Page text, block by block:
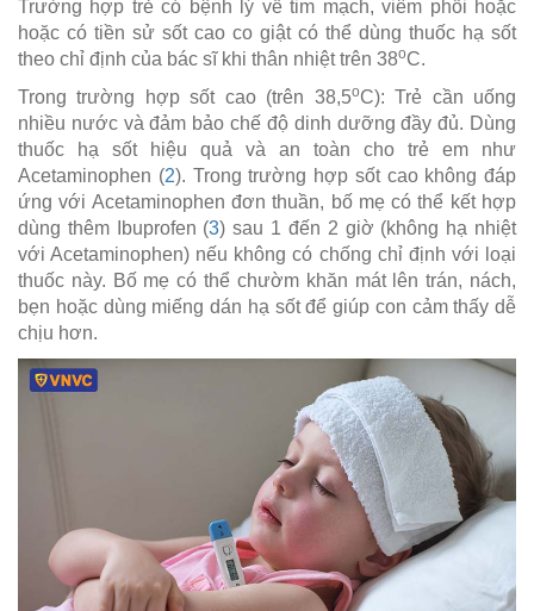
Trường hợp trẻ có bệnh lý về tim mạch, viêm phổi hoặc
hoặc có tiền sử sốt cao co giật có thể dùng thuốc hạ sốt
theo chỉ định của bác sĩ khi thân nhiệt trên 38oC.
Trong trường hợp sốt cao (trên 38,5oC): Trẻ cần uống
nhiều nước và đảm bảo chế độ dinh dưỡng đầy đủ. Dùng
thuốc hạ sốt hiệu quả và an toàn cho trẻ em như
Acetaminophen (2). Trong trường hợp sốt cao không đáp
ứng với Acetaminophen đơn thuần, bố mẹ có thể kết hợp
dùng thêm Ibuprofen (3) sau 1 đến 2 giờ (không hạ nhiệt
với Acetaminophen) nếu không có chống chỉ định với loại
thuốc này. Bố mẹ có thể chườm khăn mát lên trán, nách,
bẹn hoặc dùng miếng dán hạ sốt để giúp con cảm thấy dễ
chịu hơn.